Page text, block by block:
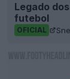
Legado
futebol
OFICIAL